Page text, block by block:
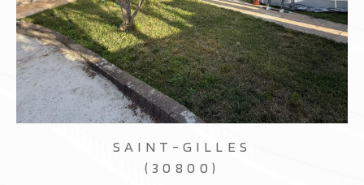
SAINT-GILLES
(30800)